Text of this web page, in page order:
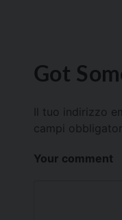
Got
Il tuo indirizzo
campi
Your comment